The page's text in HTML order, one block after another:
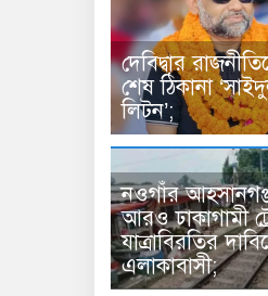
দেবিদ্বার
শেষ ঠিকানা
লিটন’;
নওগাঁর
আরও ঢাকাগামী
যাত্রাবিরতির
এলাকাবাসী;